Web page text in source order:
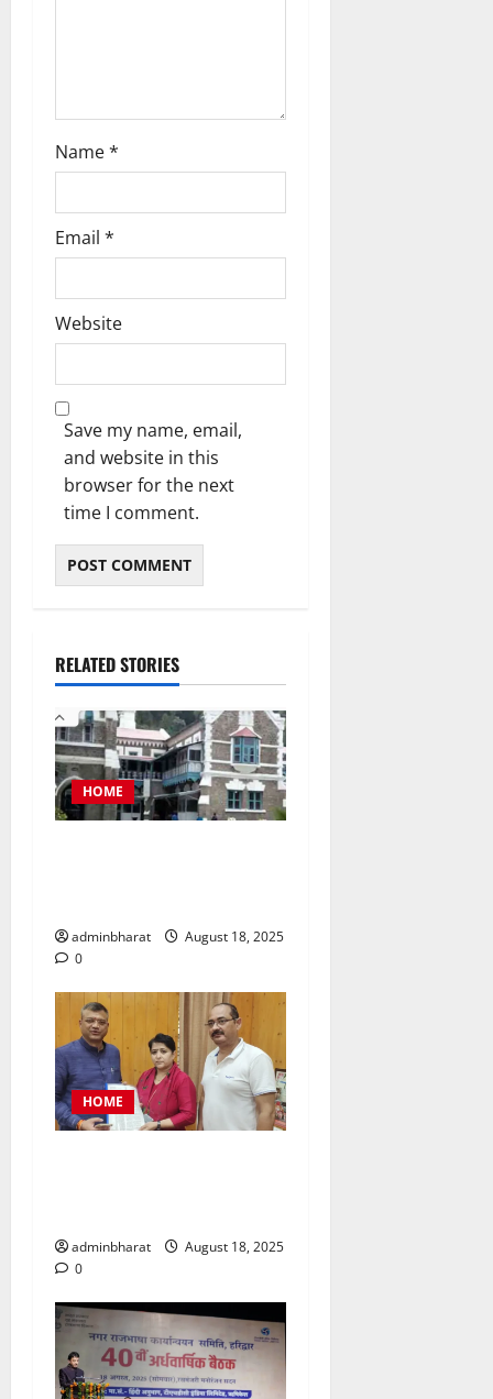
Name*
Email *
Website
Save my name, email,
and website in this
browser for the next
time I comment.
RELATED STORIES
HOME
adminbharat
August 18, 2025
0
HOME
adminbharat
August 18, 2025
0